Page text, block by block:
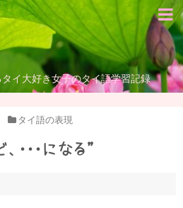
イ大好き女子のタイ語学習記録
タイ語の表現
・・・になる”